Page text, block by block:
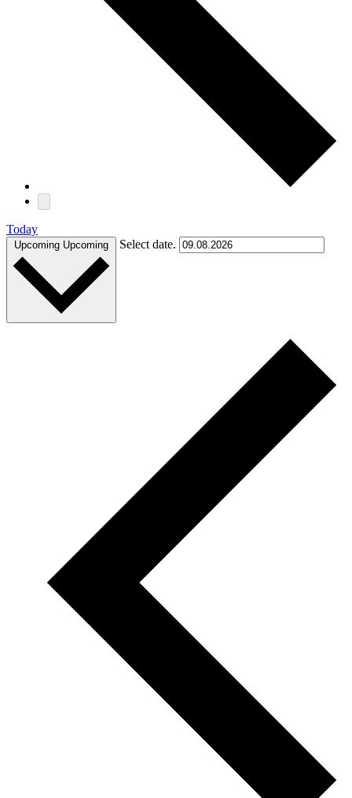
Today
Upcoming Upcoming Select date.